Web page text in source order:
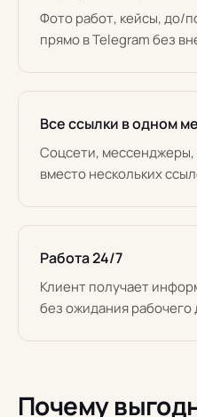
Фото работ, кейсы, до/
прямо в Telegram без
Все ссылки в одном
Соцсети,
вместо нескольких
Работа 24/7
Клиент получает
без ожидания рабочего
Почему